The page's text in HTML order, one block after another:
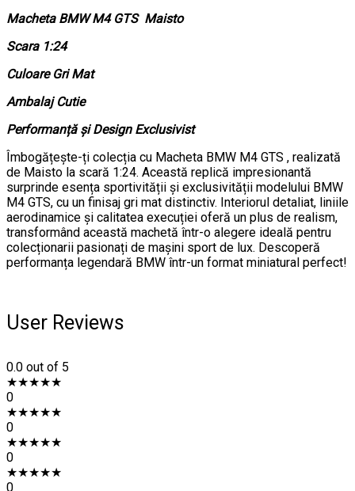
Macheta BMW M4 GTS Maisto
Scara 1:24
Culoare Gri Mat
Ambalaj Cutie
Performanță și Design Exclusivist
Îmbogățește-ți colecția cu Macheta BMW M4 GTS , realizată
de Maisto la scară 1:24. Această replică impresionantă
surprinde esența sportivității și exclusivității modelului BMW
M4 GTS, cu un finisaj gri mat distinctiv. Interiorul detaliat, liniile
aerodinamice și calitatea execuției oferă un plus de realism,
transformând această machetă într-o alegere ideală pentru
colecționarii pasionați de mașini sport de lux. Descoperă
performanța legendară BMW într-un format miniatural perfect!
User Reviews
0.0 out of 5
★★★★★
0
★★★★★
0
★★★★★
0
★★★★★
0